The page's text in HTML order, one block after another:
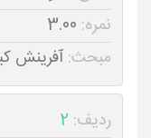
نمره: 3.00
مبحث:آفرینش
ردیف: 2